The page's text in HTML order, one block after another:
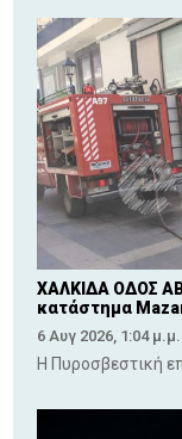
ΧΑΛΚΙΔΑ ΟΔΟΣ
κατάστημα
6 Αυγ 2026, 1:04 μ.μ.
Η Πυροσβεστική